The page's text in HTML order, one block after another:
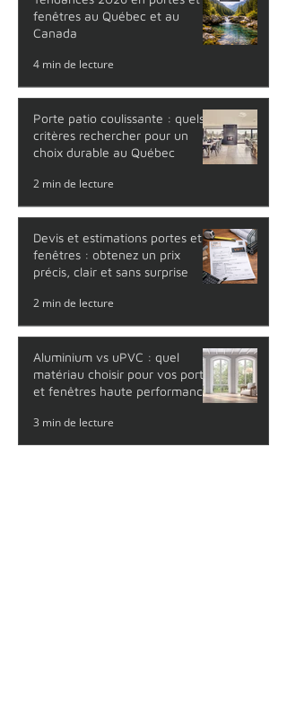
fenêtres au Québec et au
Canada
4 min de lecture
critères rechercher pour un
choix durable au Québec
2 min de lecture
fenêtres : obtenez un prix
précis, clair et sans surprise
2 min de lecture
matériau choisir pour vos portes
et fenêtres haute performance